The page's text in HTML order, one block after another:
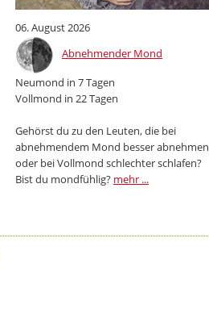
06. August 2026
Abnehmender Mond
Neumond in 7 Tagen
Vollmond in 22 Tagen
Gehörst du zu den Leuten, die bei
abnehmendem Mond besser abnehmen
oder bei Vollmond schlechter schlafen?
Bist du mondfühlig? mehr ...